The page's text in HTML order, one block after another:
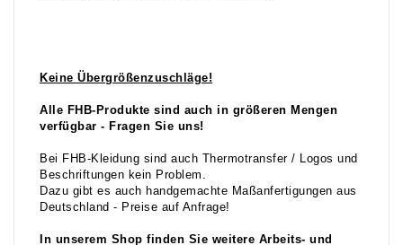
Keine Übergrößenzuschläge!
Alle FHB-Produkte sind auch in größeren Mengen
verfügbar - Fragen Sie uns!
Bei FHB-Kleidung sind auch Thermotransfer / Logos und
Beschriftungen kein Problem.
Dazu gibt es auch handgemachte Maßanfertigungen aus
Deutschland - Preise auf Anfrage!
In unserem Shop finden Sie weitere Arbeits- und